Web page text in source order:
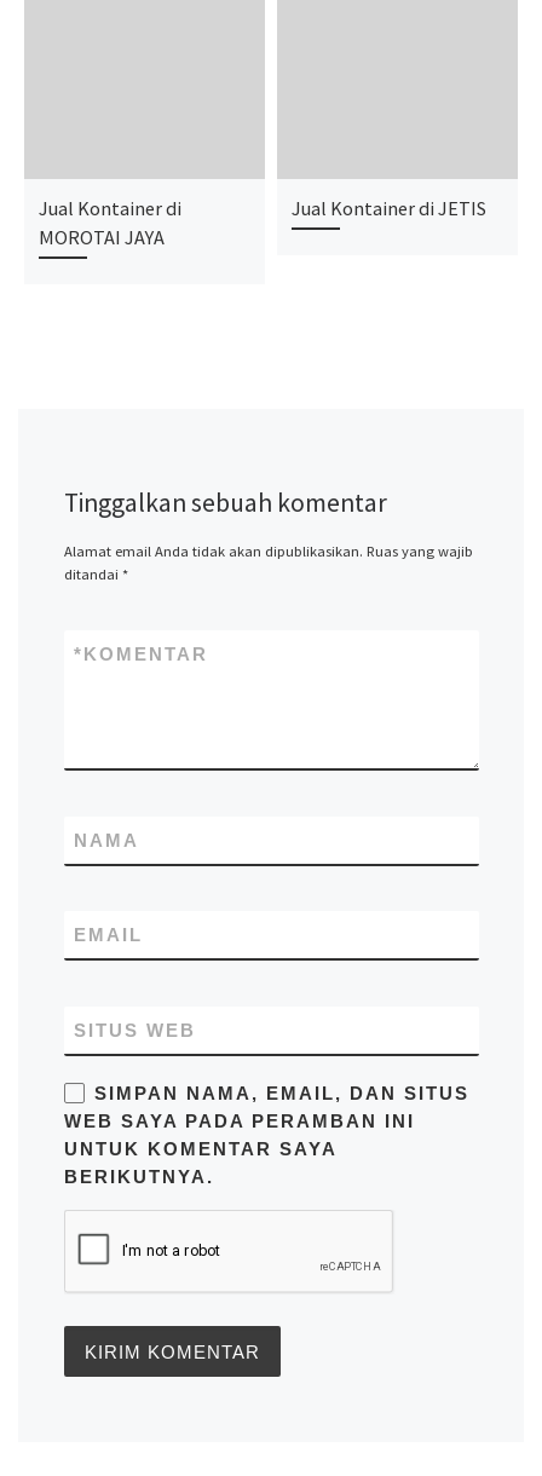
Jual Kontainer di
MOROTAI JAYA
Jual Kontainer di JETIS
Tinggalkan sebuah komentar
Alamat email Anda tidak akan dipublikasikan. Ruas yang wajib
ditandai *
KOMENTAR
*
NAMA
EMAIL
SITUS WEB
SIMPAN NAMA, EMAIL, DAN SITUS
WEB SAYA PADA PERAMBAN INI
UNTUK KOMENTAR SAYA
BERIKUTNYA.